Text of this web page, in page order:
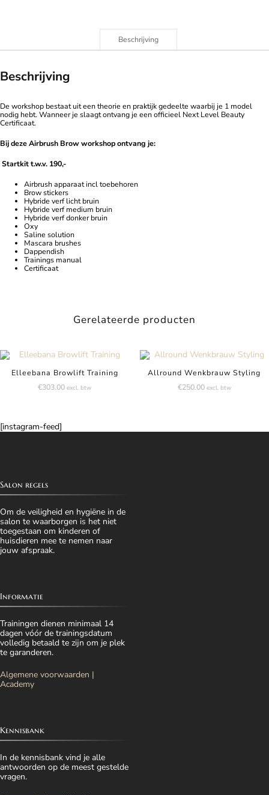
Beschrijving
Beschrijving
De workshop bestaat uit een theorie en praktijk gedeelte waarbij je 1 model
nodig hebt. Wanneer je slaagt ontvang je een officieel Next Level Beauty
Certificaat.
Bij deze Airbrush Browworkshop ontvang je:
Startkit t.w.v. 190,-
Airbrush apparaat incl toebehoren
Brow stickers
Hybride verf licht bruin
Hybride verf medium bruin
Hybride verf donker bruin
Oxy
Saline solution
Mascara brushes
Dappendish
Trainings manual
Certificaat
Gerelateerde producten
Elleebana Browlift Training
€303.00 excl. btw
Allround Wenkbrauw Styling
€250.00 excl. btw
[instagram-feed]
Salon regels
Om de veiligheid en hygiëne in de
salon te waarborgen is het niet
toegestaan om kinderen of
huisdieren mee te nemen naar
jouw afspraak.
Informatie
Trainingen dienen minimaal 14
dagen vóór de trainingsdatum
volledig betaald te zijn om je plek
te garanderen.
Algemene voorwaarden |
Academy
Kennisbank
In de kennisbank vind je alle
antwoorden op de meest gestelde
vragen.